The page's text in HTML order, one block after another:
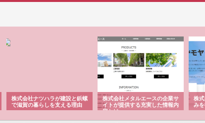
株式会社ナツハラが建設と鋲螺
で滋賀の暮らしを支える理由
株式会社メタルエースの企業サ
イトが提供する充実した情報内
容とは
株
み